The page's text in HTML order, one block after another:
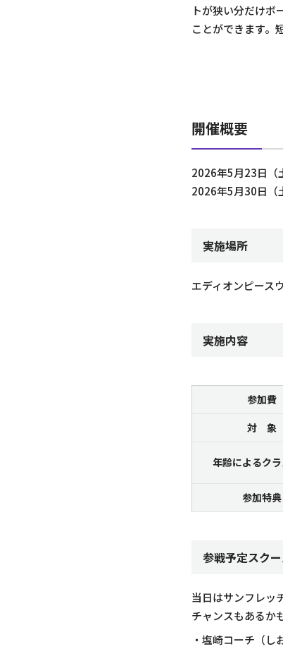
トが狭い分だけボ
ことができます。
開催概要
2026年5月23日（
2026年5月30日（
実施場所
エディオンピース
実施内容
参加費
対 象
年齢によるク
参加特典
参戦予定スク
当日はサンフレッ
チャンスもあるか
・塩崎コーチ（し